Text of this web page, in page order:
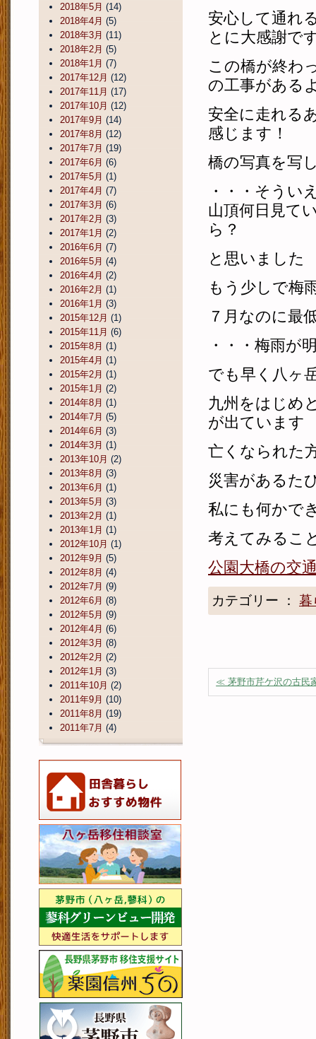
安心して通れ
とに大感謝で
この橋が終わ
の工事がある
安全に走れる
感じます！
橋の写真を写
・・・そうい
山頂何日見て
ら？
と思いました
もう少しで梅
７月なのに最
・・・梅雨が
でも早く八ヶ
九州をはじめ
が出ています
亡くなられた
災害があるた
私にも何かで
考えてみるこ
公園大橋の交
カテゴリー ： 暮
≪ 茅野市芹ケ沢の古民
2018年5月 (14)
2018年4月 (5)
2018年3月 (11)
2018年2月 (5)
2018年1月 (7)
2017年12月 (12)
2017年11月 (17)
2017年10月 (12)
2017年9月 (14)
2017年8月 (12)
2017年7月 (19)
2017年6月 (6)
2017年5月 (1)
2017年4月 (7)
2017年3月 (6)
2017年2月 (3)
2017年1月 (2)
2016年6月 (7)
2016年5月 (4)
2016年4月 (2)
2016年2月 (1)
2016年1月 (3)
2015年12月 (1)
2015年11月 (6)
2015年8月 (1)
2015年4月 (1)
2015年2月 (1)
2015年1月 (2)
2014年8月 (1)
2014年7月 (5)
2014年6月 (3)
2014年3月 (1)
2013年10月 (2)
2013年8月 (3)
2013年6月 (1)
2013年5月 (3)
2013年2月 (1)
2013年1月 (1)
2012年10月 (1)
2012年9月 (5)
2012年8月 (4)
2012年7月 (9)
2012年6月 (8)
2012年5月 (9)
2012年4月 (6)
2012年3月 (8)
2012年2月 (2)
2012年1月 (3)
2011年10月 (2)
2011年9月 (10)
2011年8月 (19)
2011年7月 (4)